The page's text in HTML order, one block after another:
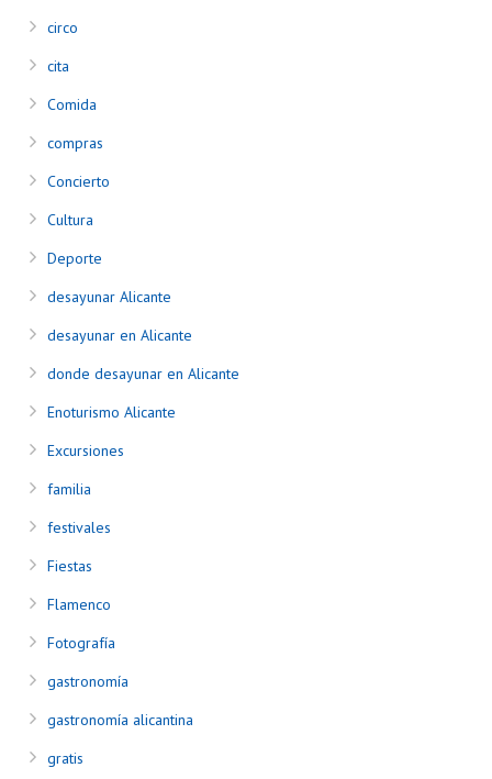
circo
cita
Comida
compras
Concierto
Cultura
Deporte
desayunar Alicante
desayunar en Alicante
donde desayunar en Alicante
Enoturismo Alicante
Excursiones
familia
festivales
Fiestas
Flamenco
Fotografía
gastronomía
gastronomía alicantina
gratis